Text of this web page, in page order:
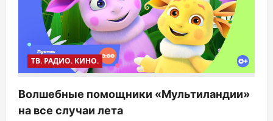
ТВ. РАДИО. КИНО.
Волшебные помощники «Мультиландии»
на все случаи лета